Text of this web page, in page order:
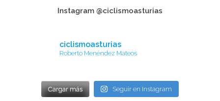
Instagram @ciclismoasturias
ciclismoasturias
Roberto Menéndez Mateos
Cargar más Seguir en Instagram